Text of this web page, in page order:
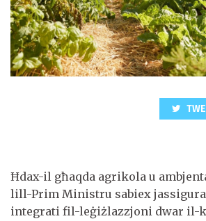
Ħdax-il għaqda agrikola u
lill-Prim Ministru sabiex
integrati fil-leġiżlazzjoni dwar